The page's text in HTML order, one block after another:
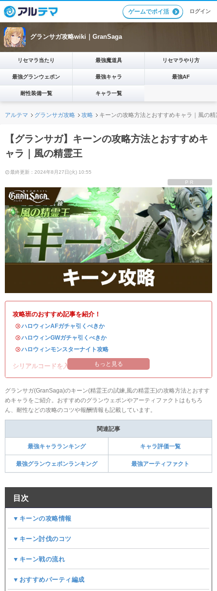
ゲームでポイ活 ログイン
グランサガ攻略wiki｜GranSaga
リセマラ当たり 最強魔道具 リセマラやり方
最強グランウェポン 最強キャラ 最強AF
耐性装備一覧 キャラ一覧
アルテマ グランサガ攻略 攻略 キーンの攻略方法とおすすめキャラ｜風の精
【グランサガ】キーンの攻略方法とおすすめキ
ャラ｜風の精霊王
最終更新：2024年8月27日(火) 10:55
PR
攻略班のおすすめ記事を紹介！
・ハロウィンAFガチャ引くべきか
・ハロウィンGWガチャ引くべきか
・ハロウィンモンスターナイト攻略
シリアルコードを入れて豪華アイテムを入手！
もっと見る
グランサガ(GranSaga)のキーン(精霊王の試練,風の精霊王)の攻略方法とおすす
めキャラをご紹介。おすすめのグランウェポンやアーティファクトはもちろ
ん、耐性などの攻略のコツや報酬情報も記載しています。
関連記事
最強キャラランキング キャラ評価一覧
最強グランウェポンランキング 最強アーティファクト
目次
▼キーンの攻略情報
▼キーン討伐のコツ
▼キーン戦の流れ​​
▼おすすめパーティ編成